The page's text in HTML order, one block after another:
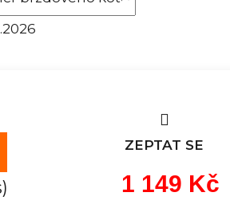
ZEPTAT SE
1 149 Kč